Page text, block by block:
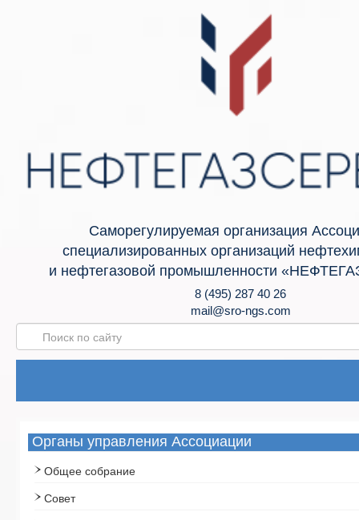
Саморегулируемая организация
специализированных организаций
и нефтегазовой промышленности
8 (495) 287 40 26
mail@sro-ngs.com
Органы управления Ассоциации
Общее собрание
Совет